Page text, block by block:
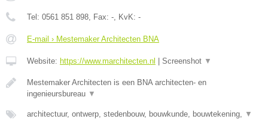
Tel: 0561 851 898, Fax: -, KvK: -
E-mail › Mestemaker Architecten BNA
Website: https://www.marchitecten.nl Screenshot ▼
Mestemaker Architecten is een BNA architecten- en
ingenieursbureau ▼
architectuur, ontwerp, stedenbouw, bouwkunde, bouwtekening, ▼